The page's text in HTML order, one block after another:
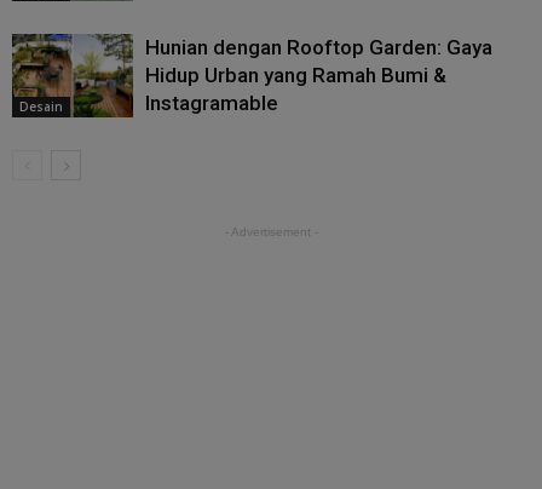
Desain
Hunian dengan Rooftop Garden: Gaya
Hidup Urban yang Ramah Bumi &
Instagramable
- Advertisement -